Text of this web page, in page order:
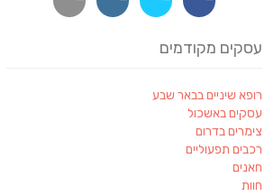
עסקים מקודמים
רופא שיניים בבאר שבע
עסקים באשכול
צימרים בדרום
רכבים תפעוליים
חאנים
חוות